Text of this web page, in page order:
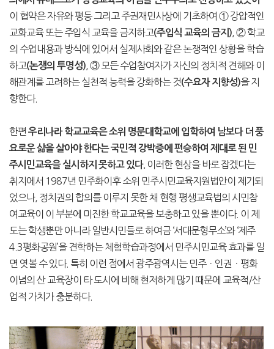
이 협약은 자유와 평등 그리고 주권재민사상에 기초하여 ① 강압적인
교화교육 또는 주입식 교육을 금지하고(주입식 교육의 금지) , ② 학교
의 수업내용과 방식에 있어서 실제사회와 같은 논쟁적인 상황을 학습
하고(논쟁의 투명성) , ③ 모든 수업참여자가 자신의 정치적 견해와 이
해관계를 고려하는 실천적 능력을 강화하는 것(수요자 지향성)을 지
향한다.
한편 우리나라 학교교육은 소위 명문대학교에 입학하여 남보다 더 풍
요로운 삶을 살아야 한다는 국민적 강박증에 편승하여 제대로 된 민
주시민교육을 실시하지 못하고 있다. 이러한 현상을 바로 잡겠다는
취지에서 1987년 민주화이후 소위 민주시민교육지원법안이 제기되
었으나, 정치권의 합의를 이루지 못한 채 현행 평생교육법의 시민참
여교육이 이 부분에 미진한 학교교육을 보충하고 있을 뿐이다. 이 제
도는 학생뿐만 아니라 일반시민들로 하여금 ‘서대문형무소’와 ‘제주
4.3평화공원’을 견학하는 체험학습과정에서 민주시민교육 효과를 일
면 엿볼 수 있다. 특히 이런 점에서 광주광역시는 민주ㆍ인권ㆍ평화
이념의 산 교육장이 타 도시에 비해 현저하게 많기 때문에 교육적/산
업적 가치가 충분하다.